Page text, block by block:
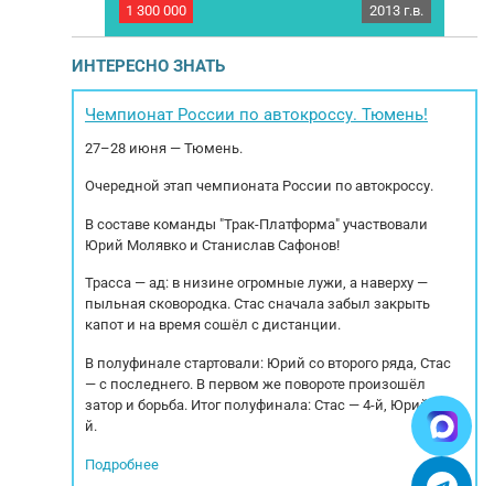
Полуприцеп П-образный KOGEL SN 24 CARGO
рессорная – интегральная РММ: 35 000 кг.
МБН: 6 700кг. Грузоподъемность: 28 300 кг.
Габариты внутренние: Длинна: 13.6м.
1 300 000 2013 г.в.
ИНТЕРЕСНО ЗНАТЬ
Чемпионат России по автокроссу. Тюмень!
27–28 июня — Тюмень.
Очередной этап чемпионата России по автокроссу.
В составе команды "Трак-Платформа" участвовали
Юрий Молявко и Станислав Сафонов!
Трасса — ад: в низине огромные лужи, а наверху —
пыльная сковородка. Стас сначала забыл закрыть
капот и на время сошёл с дистанции.
В полуфинале стартовали: Юрий со второго ряда, Стас
— с последнего. В первом же повороте произошёл
затор и борьба. Итог полуфинала: Стас — 4-й, Юрий — 5-
й.
Подробнее